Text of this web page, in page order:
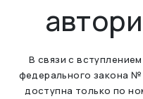
В связи с
федерального закона
доступна только по